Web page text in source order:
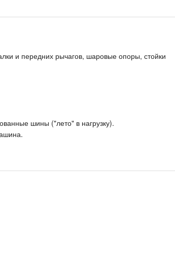
и передних рычагов, шаровые опоры, стойки
шины ("лето" в нагрузку).